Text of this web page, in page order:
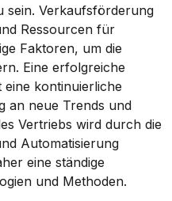
sein. Verkaufsförderung
Ressourcen für
Faktoren, um die
Eine erfolgreiche
kontinuierliche
an neue Trends und
Vertriebs wird durch die
Automatisierung
eine ständige
und Methoden.